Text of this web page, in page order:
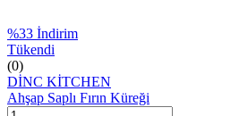
%33 İndirim
Tükendi
(0)
DİNC KİTCHEN
Ahşap Saplı Fırın Küreği